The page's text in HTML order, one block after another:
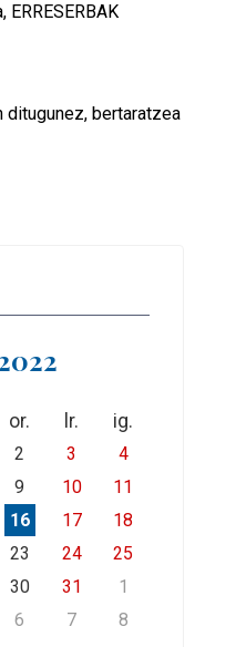
ERRESERBAK
ditugunez, bertaratzea
or. lr. ig.
2 3
4
9 10
11
16 17
18
23 24
25
30 31
1
6 7
8